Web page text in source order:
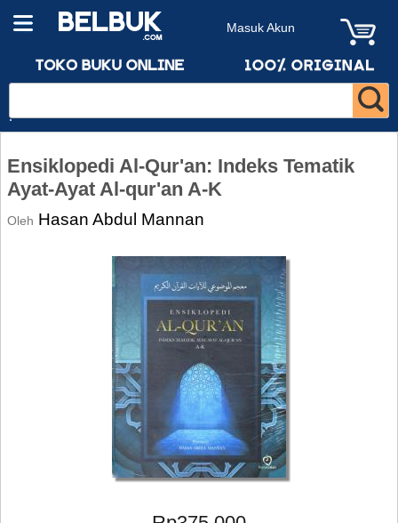
Masuk Akun
Ensiklopedi Al-Qur'an: Indeks Tematik
Ayat-Ayat Al-qur'an A-K
Oleh Hasan Abdul Mannan